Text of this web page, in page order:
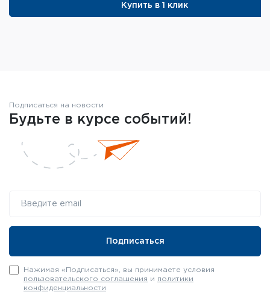
Купить в 1 клик
Подписаться на новости
Будьте в курсе событий!
Нажимая «Подписаться», вы принимаете условия
пользовательского соглашения и политики
конфиденциальности